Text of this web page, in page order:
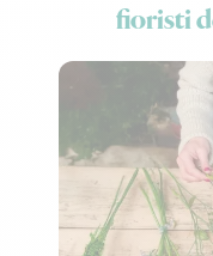
fioristi